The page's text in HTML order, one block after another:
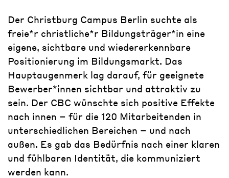
Der Christburg Campus Berlin suchte als
freie*r christliche*r Bildungsträger*in eine
eigene, sichtbare und wiedererkennbare
Positionierung im Bildungsmarkt. Das
Hauptaugenmerk lag darauf, für geeignete
Bewerber*innen sichtbar und attraktiv zu
sein. Der CBC wünschte sich positive Effekte
nach innen – für die 120 Mitarbeitenden in
unterschiedlichen Bereichen – und nach
außen. Es gab das Bedürfnis nach einer klaren
und fühlbaren Identität, die kommuniziert
werden kann.